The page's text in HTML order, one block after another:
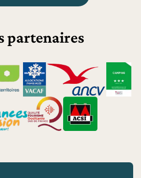
partenaires